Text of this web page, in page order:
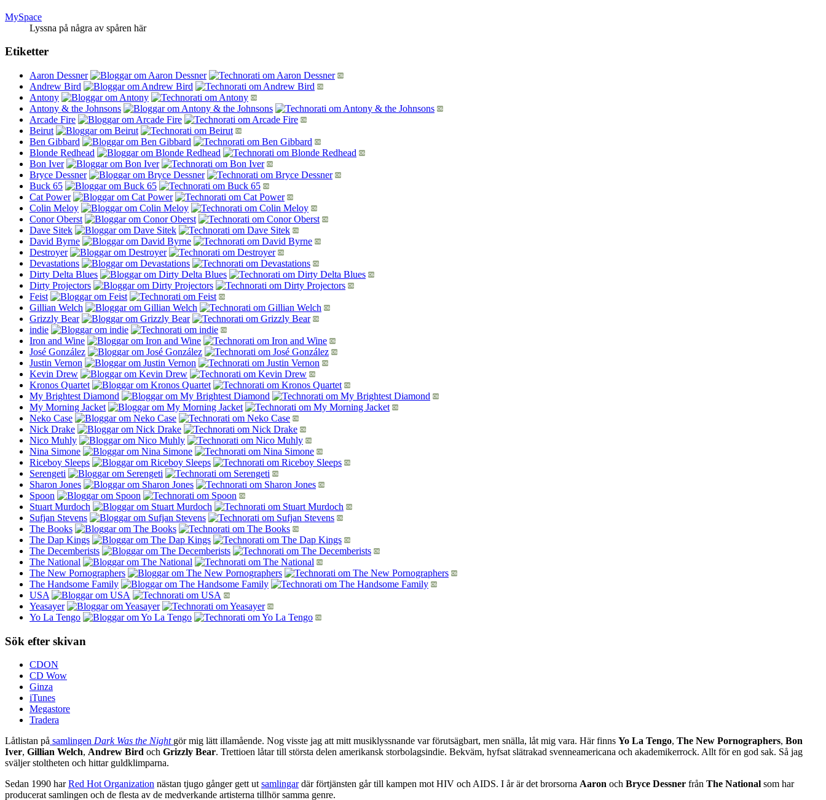
MySpace
Lyssna på några av spåren här
Etiketter
Aaron Dessner
Andrew Bird
Antony
Antony & the Johnsons
Arcade Fire
Beirut
Ben Gibbard
Blonde Redhead
Bon Iver
Bryce Dessner
Buck 65
Cat Power
Colin Meloy
Conor Oberst
Dave Sitek
David Byrne
Destroyer
Devastations
Dirty Delta Blues
Dirty Projectors
Feist
Gillian Welch
Grizzly Bear
indie
Iron and Wine
José González
Justin Vernon
Kevin Drew
Kronos Quartet
My Brightest Diamond
My Morning Jacket
Neko Case
Nick Drake
Nico Muhly
Nina Simone
Riceboy Sleeps
Serengeti
Sharon Jones
Spoon
Stuart Murdoch
Sufjan Stevens
The Books
The Dap Kings
The Decemberists
The National
The New Pornographers
The Handsome Family
USA
Yeasayer
Yo La Tengo
Sök efter skivan
CDON
CD Wow
Ginza
iTunes
Megastore
Tradera
Låtlistan på samlingen Dark Was the Night gör mig lätt illamående. Nog visste jag att mitt musiklyssnande var förutsägbart, men snälla, låt mig vara. Här finns Yo La Tengo, The New Pornographers, Bon
Iver, Gillian Welch, Andrew Bird och Grizzly Bear. Trettioen låtar till största delen amerikansk storbolagsindie. Bekväm, hyfsat slätrakad svenneamericana och akademikerrock. Allt för en god sak. Så jag
sväljer stoltheten och hittar guldklimparna.
Sedan 1990 harRed Hot Organization nästan tjugo gånger gett utsamlingardär förtjänsten går till kampen mot HIV och AIDS. I år är det brorsorna Aaron och Bryce Dessner från The National som har
producerat samlingen och de flesta av de medverkande artisterna tillhör samma genre.